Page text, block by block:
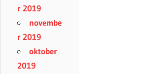
r 2019
novembe
r 2019
oktober
2019